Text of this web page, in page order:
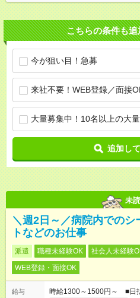
こちらの条件も
今が狙い目！急募
来社不要！WEB登録／面接
大量募集中！10名以上の大
追加し
未読
＼週2日～／病院内での
トなどのお仕事
派遣 職種未経験OK 社会人未経験
WEB登録・面接OK
給与 時給1300～1500円～ ■日